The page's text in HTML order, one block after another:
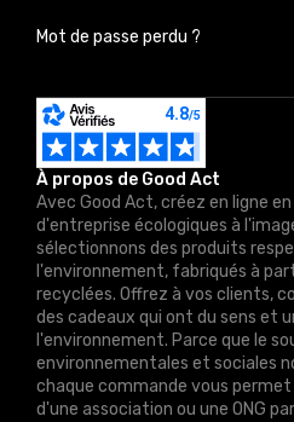
À propos de Good Act
Avec Good Act, créez en ligne
d'entreprise écologiques à
sélectionnons des produits
l'environnement, fabriqués à
recyclées. Offrez à vos clients,
des cadeaux qui ont du sens et
l'environnement. Parce que le
environnementales et sociales
chaque commande vous
d'une association ou une ONG
Mot de passe perdu ?